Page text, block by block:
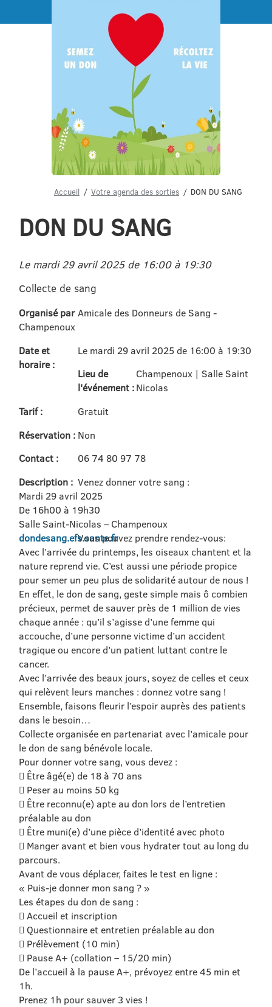
Menu
Accueil Votre agenda des sorties DON DU SANG
DON DU SANG
Le mardi 29 avril 2025 de 16:00 à 19:30
Collecte de sang
Organisé par Amicale des Donneurs de Sang -
Champenoux
Date et
horaire :
Le mardi 29 avril 2025 de 16:00 à 19:30
Lieu de
l'événement :
Champenoux | Salle Saint
Nicolas
Tarif :
Gratuit
Réservation : Non
Contact :
06 74 80 97 78
Description : Venez donner votre sang :
Mardi 29 avril 2025
De 16h00 à 19h30
Salle Saint-Nicolas – Champenoux
Vous pouvez prendre rendez-vous:
dondesang.efs.sante.fr
Avec l’arrivée du printemps, les oiseaux chantent et la
nature reprend vie. C’est aussi une période propice
pour semer un peu plus de solidarité autour de nous !
En effet, le don de sang, geste simple mais ô combien
précieux, permet de sauver près de 1 million de vies
chaque année : qu’il s’agisse d’une femme qui
accouche, d’une personne victime d’un accident
tragique ou encore d’un patient luttant contre le
cancer.
Avec l’arrivée des beaux jours, soyez de celles et ceux
qui relèvent leurs manches : donnez votre sang !
Ensemble, faisons fleurir l’espoir auprès des patients
dans le besoin…
Collecte organisée en partenariat avec l’amicale pour
le don de sang bénévole locale.
Pour donner votre sang, vous devez :
 Être âgé(e) de 18 à 70 ans
 Peser au moins 50 kg
 Être reconnu(e) apte au don lors de l’entretien
préalable au don
 Être muni(e) d’une pièce d’identité avec photo
 Manger avant et bien vous hydrater tout au long du
parcours.
Avant de vous déplacer, faites le test en ligne :
« Puis-je donner mon sang ? »
Les étapes du don de sang :
 Accueil et inscription
 Questionnaire et entretien préalable au don
 Prélèvement (10 min)
 Pause A+ (collation – 15/20 min)
De l’accueil à la pause A+, prévoyez entre 45 min et
1h.
Prenez 1h pour sauver 3 vies !